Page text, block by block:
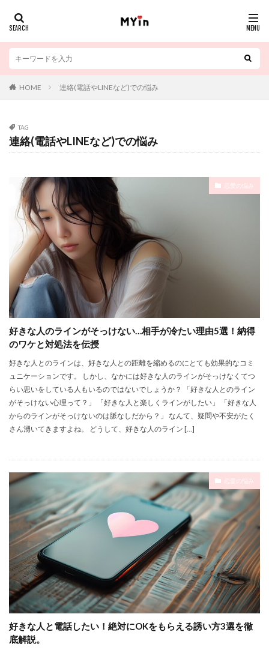
HOME 連絡(電話やLINEなど)での悩み
TAG
連絡(電話やLINEなど)での悩み
恋愛の悩み
好きな人のラインがそっけない…相手が冷たい理由5選！納得
のワケと対処法を伝授
好きな人とのラインは、好きな人との距離を縮めるのにとても効果的なコミ
ュニケーションです。 しかし、なかには好きな人のラインがそっけなくてつ
らい思いをしている人もいるのではないでしょうか？ 「好きな人とのライン
がそっけない心理って？」 「好きな人と楽しくラインがしたい」 「好きな人
からのラインがそっけないのは脈なしだから？」 なんて、疑問や不安がたく
さん湧いてきますよね。 どうして、好きな人のライン […]
恋愛の悩み
好きな人と電話したい！絶対にOKをもらえる誘い方3選を徹
底解説。